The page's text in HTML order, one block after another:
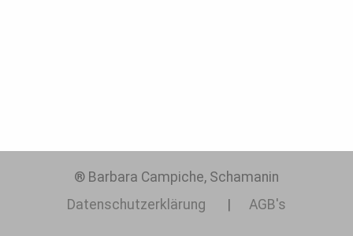
® Barbara Campiche, Schamanin
Datenschutzerklärung
AGB's